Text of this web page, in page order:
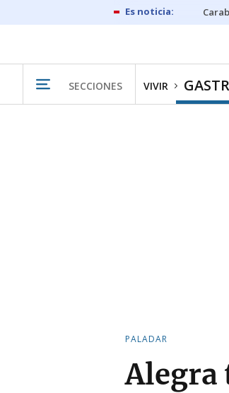
SECCIONES VIVIR
PALADAR
Alegra